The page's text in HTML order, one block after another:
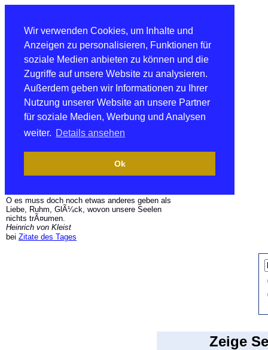
Wir verwenden Cookies, um Inhalte und
Anzeigen zu personalisieren, Funktionen für
soziale Medien anbieten zu können und die
Zugriffe auf unsere Website zu analysieren.
Außerdem geben wir Informationen zu Ihrer
Nutzung unserer Website an unsere Partner
für soziale Medien, Werbung und Analysen
weiter. Details ansehen
Ok
O es muss doch noch etwas anderes geben als
Liebe, Ruhm, GlÃ¼ck, wovon unsere Seelen
nichts trÃ¤umen.
Heinrich von Kleist
bei Zitate des Tages
Zeige